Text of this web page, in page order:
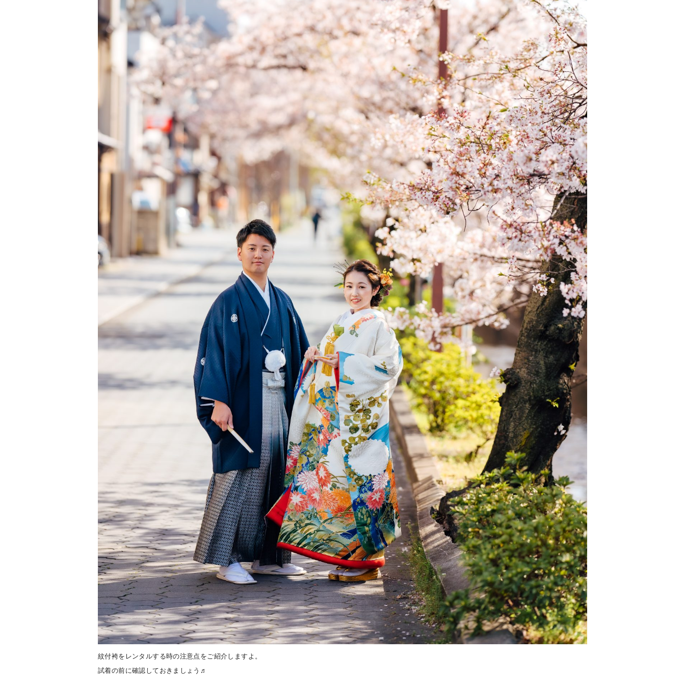
紋付袴をレンタルする時の注意点をご紹介しますよ。
試着の前に確認しておきましょう♬